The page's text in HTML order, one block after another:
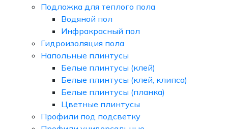
Подложка для теплого пола
Водяной пол
Инфракрасный пол
Гидроизоляция пола
Напольные плинтусы
Белые плинтусы (клей)
Белые плинтусы (клей, клипса)
Белые плинтусы (планка)
Цветные плинтусы
Профили под подсветку